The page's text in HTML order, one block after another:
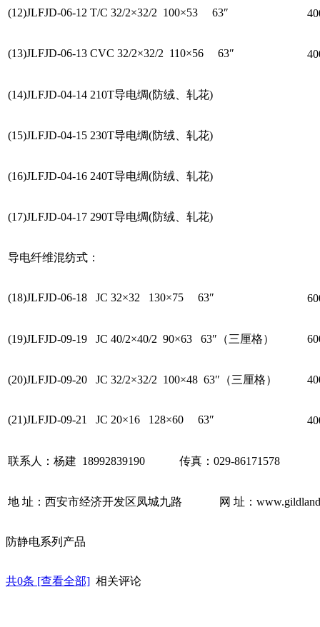
(12)JLFJD-06-12 T/C 32/2×32/2 100×53 63″
(13)JLFJD-06-13 CVC 32/2×32/2 110×56 63″
(14)JLFJD-04-14 210T导电绸(防绒、轧花)
(15)JLFJD-04-15 230T导电绸(防绒、轧花)
(16)JLFJD-04-16 240T导电绸(防绒、轧花)
(17)JLFJD-04-17 290T导电绸(防绒、轧花)
导电纤维混纺式：
(18)JLFJD-06-18 JC 32×32 130×75 63″
(19)JLFJD-09-19 JC 40/2×40/2 90×63 63″（三厘格）
(20)JLFJD-09-20 JC 32/2×32/2 100×48 63″（三厘格）
(21)JLFJD-09-21 JC 20×16 128×60 63″
联系人：杨建 18992839190 传真：029-86171578
地 址：西安市经济开发区凤城九路 网 址：
防静电系列产品
共0条 [查看全部] 相关评论